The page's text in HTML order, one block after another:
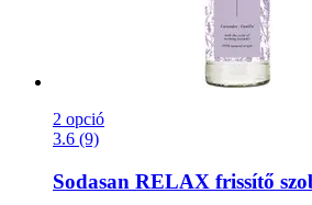
2 opció
3.6 (9)
Sodasan RELAX frissítő